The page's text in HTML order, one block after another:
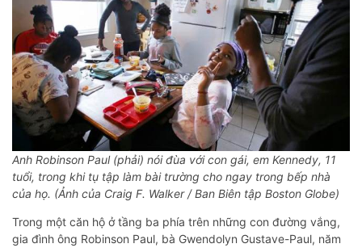
Anh Robinson Paul (phải) nói đùa với con gái, em Kennedy, 11
tuổi, trong khi tụ tập làm bài trường cho ngay trong bếp nhà
của họ. (Ảnh của Craig F. Walker / Ban Biên tập Boston Globe)
Trong một căn hộ ở tầng ba phía trên những con đường vắng,
gia đình ông Robinson Paul, bà Gwendolyn Gustave-Paul, năm